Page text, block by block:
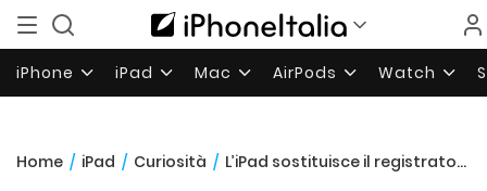
iPhone iPad Mac AirPods Watch
Home / iPad / Curiosità / L’iPad sostituisce il registratore di cassa in molti grandi negozi